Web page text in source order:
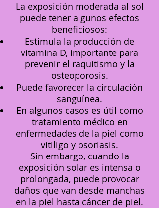
La exposición moderada al sol
puede tener algunos efectos
beneficiosos:
Estimula la producción de
vitamina D, importante para
prevenir el raquitismo y la
osteoporosis.
Puede favorecer la circulación
sanguínea.
En algunos casos es útil como
tratamiento médico en
enfermedades de la piel como
vitiligo y psoriasis.
Sin embargo, cuando la
exposición solar es intensa o
prolongada, puede provocar
daños que van desde manchas
en la piel hasta cáncer de piel.